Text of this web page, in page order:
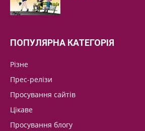
ПОПУЛЯРНА КАТЕГОРІЯ
Різне
Прес-релізи
Просування сайтів
Цікаве
Просування блогу